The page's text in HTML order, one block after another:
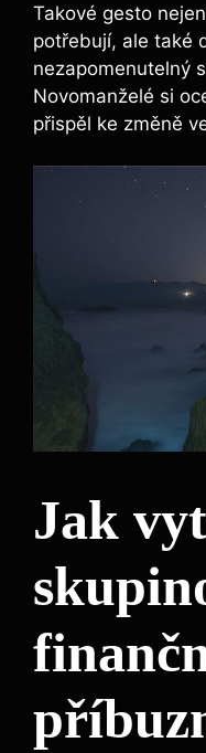
Takové gesto
potřebují, ale také
nezapomenutelný
Novomanželé si
přispěl ke změně
Jak